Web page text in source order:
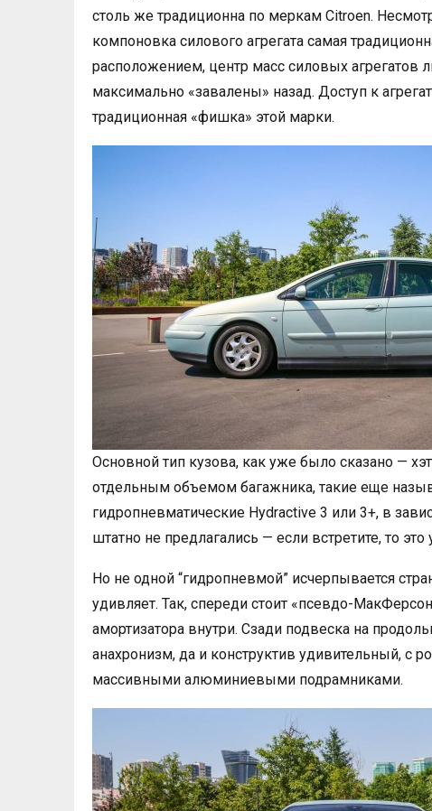
столь же традиционна по меркам Citroen.
компоновка силового агрегата самая
расположением, центр масс силовых агрегатов
максимально «завалены» назад. Доступ к
традиционная «фишка» этой марки.
Основной тип кузова, как уже было сказано —
отдельным объемом багажника, такие еще
гидропневматические Hydractive 3 или 3+, в
штатно не предлагались — если встретите, то это
Но не одной “гидропневмой” исчерпывается
удивляет. Так, спереди стоит «псевдо-
амортизатора внутри. Сзади подвеска на
анахронизм, да и конструктив удивительный, с
массивными алюминиевыми подрамниками.